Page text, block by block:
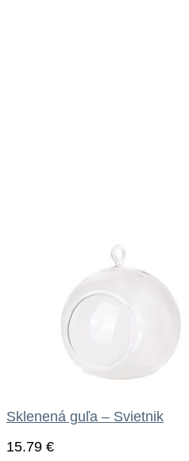
Sklenená guľa – Svietnik
15.79 €